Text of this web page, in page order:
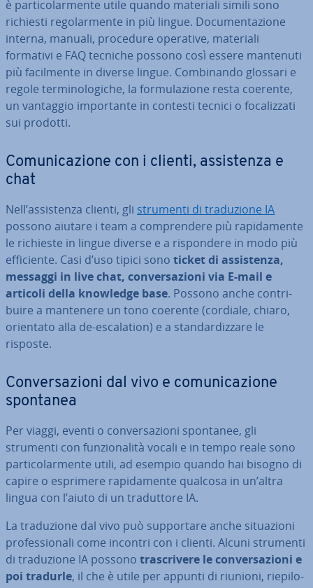
è par­ti­co­lar­men­te utile quando materiali simili sono
richiesti re­go­lar­men­te in più lingue. Do­cu­men­ta­zio­ne
interna, manuali, procedure operative, materiali
formativi e FAQ tecniche possono così essere mantenuti
più fa­cil­men­te in diverse lingue. Com­bi­nan­do glossari e
regole ter­mi­no­lo­gi­che, la for­mu­la­zio­ne resta coerente,
un vantaggio im­por­tan­te in contesti tecnici o fo­ca­liz­za­ti
sui prodotti.
Co­mu­ni­ca­zio­ne con i clienti, as­si­sten­za e
chat
Nell’as­si­sten­za clienti, gli strumenti di tra­du­zio­ne IA
possono aiutare i team a com­pren­de­re più ra­pi­da­men­te
le richieste in lingue diverse e a ri­spon­de­re in modo più
ef­fi­cien­te. Casi d’uso tipici sono ticket di as­si­sten­za,
messaggi in live chat, con­ver­sa­zio­ni via E-mail e
articoli della knowledge base. Possono anche con­tri­
bui­re a mantenere un tono coerente (cordiale, chiaro,
orientato alla de-esca­la­tion) e a stan­dar­diz­za­re le
risposte.
Con­ver­sa­zio­ni dal vivo e co­mu­ni­ca­zio­ne
spontanea
Per viaggi, eventi o con­ver­sa­zio­ni spontanee, gli
strumenti con fun­zio­na­li­tà vocali e in tempo reale sono
par­ti­co­lar­men­te utili, ad esempio quando hai bisogno di
capire o esprimere ra­pi­da­men­te qualcosa in un’altra
lingua con l’aiuto di un tra­dut­to­re IA.
La tra­du­zio­ne dal vivo può sup­por­ta­re anche si­tua­zio­ni
pro­fes­sio­na­li come incontri con i clienti. Alcuni strumenti
di tra­du­zio­ne IA possono tra­scri­ve­re le con­ver­sa­zio­ni e
poi tradurle, il che è utile per appunti di riunioni, rie­pi­lo­